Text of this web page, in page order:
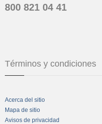
800 821 04 41
Términos y condiciones
Acerca del sitio
Mapa de sitio
Avisos de privacidad